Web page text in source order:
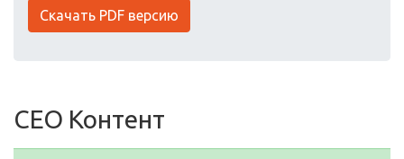
Скачать PDF версию
СЕО Контент